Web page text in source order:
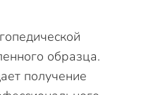
образца.
получение